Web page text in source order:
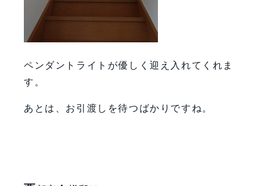
ペンダントライトが優しく迎え入れてくれま
す。
あとは、お引渡しを待つばかりですね。